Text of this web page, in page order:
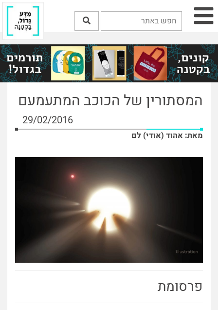
המסתורין של הכוכב המתעמעם
29/02/2016
מאת: אהוד (אודי) לם
פרסומת